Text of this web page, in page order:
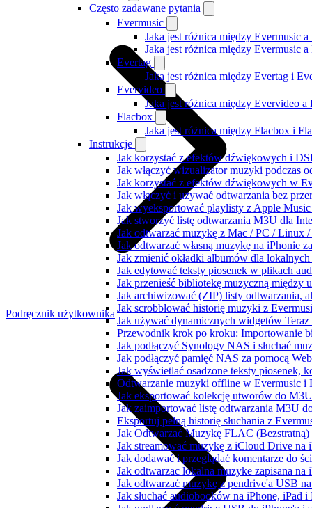
Często zadawane pytania
Evermusic
Jaka jest różnica między Evermusic
Jaka jest różnica między Evermusic
Evertag
Jaka jest różnica między Evertag i
Evervideo
Jaka jest różnica między Evervideo a
Flacbox
Jaka jest różnica między Flacbox i
Instrukcje
Jak korzystać z efektów dźwiękowych i
Jak włączyć wizualizator muzyki podczas
Jak korzystać z efektów dźwiękowych w
Jak włączyć i używać odtwarzania bez
Jak wyeksportować playlisty z Apple
Jak stworzyć listę odtwarzania M3U dla
Jak odtwarzać muzykę z Mac / PC /
Jak odtwarzać własną muzykę na iPhonie
Jak zmienić okładki albumów dla
Jak edytować teksty piosenek w plikach
Jak przenieść bibliotekę muzyczną
Jak archiwizować (ZIP) listy odtwarzania,
Jak scrobblować historię muzyki z
Jak używać dynamicznych widgetów
Przewodnik krok po kroku: Importowanie
Jak podłączyć Synology NAS i słuchać
Jak podłączyć pamięć NAS za pomocą
Jak wyświetlać osadzone teksty piosenek,
Odtwarzanie muzyki offline w Evermusic i
Jak eksportować kolekcję utworów do
Jak zaimportować listę odtwarzania M3U
Eksportuj pełną historię słuchania z
Jak Odtwarzać Muzykę FLAC
Jak streamować muzykę z iCloud Drive na
Jak dodawać i przeglądać komentarze do
Jak odtwarzac lokalna muzyke zapisana na
Jak odtwarzać muzykę z pendrive'a USB
Jak słuchać audiobooków na iPhone, iPad
Podręcznik użytkownika